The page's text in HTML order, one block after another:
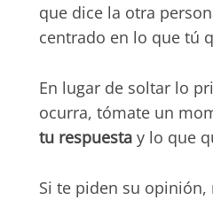
que dice la otra
centrado en lo que tú
En lugar de soltar lo
ocurra, tómate un
tu respuestay lo que
Si te piden su opinión,